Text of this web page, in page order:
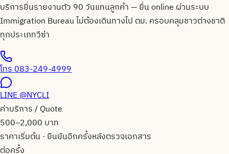
บริการยื่นรายงานตัว 90 วันแทนลูกค้า — ยื่น online ผ่านระบบ
Immigration Bureau ไม่ต้องเดินทางไป ตม. ครอบคลุมชาวต่างชาติ
ทุกประเภทวีซ่า
โทร083-249-4999
LINE@NYCLI
ค่าบริการ / Quote
500–2,000 บาท
ราคาเริ่มต้น · ยืนยันอีกครั้งหลังตรวจเอกสาร
ต่อครั้ง